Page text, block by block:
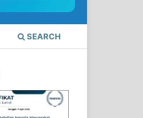
SEARCH